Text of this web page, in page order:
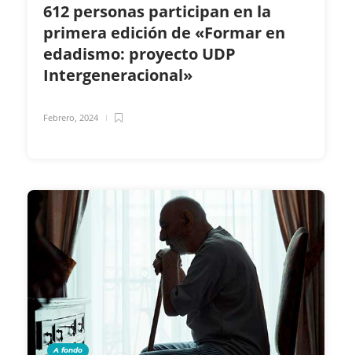
612 personas participan en la
primera edición de «Formar en
edadismo: proyecto UDP
Intergeneracional»
Febrero, 2024
A fondo